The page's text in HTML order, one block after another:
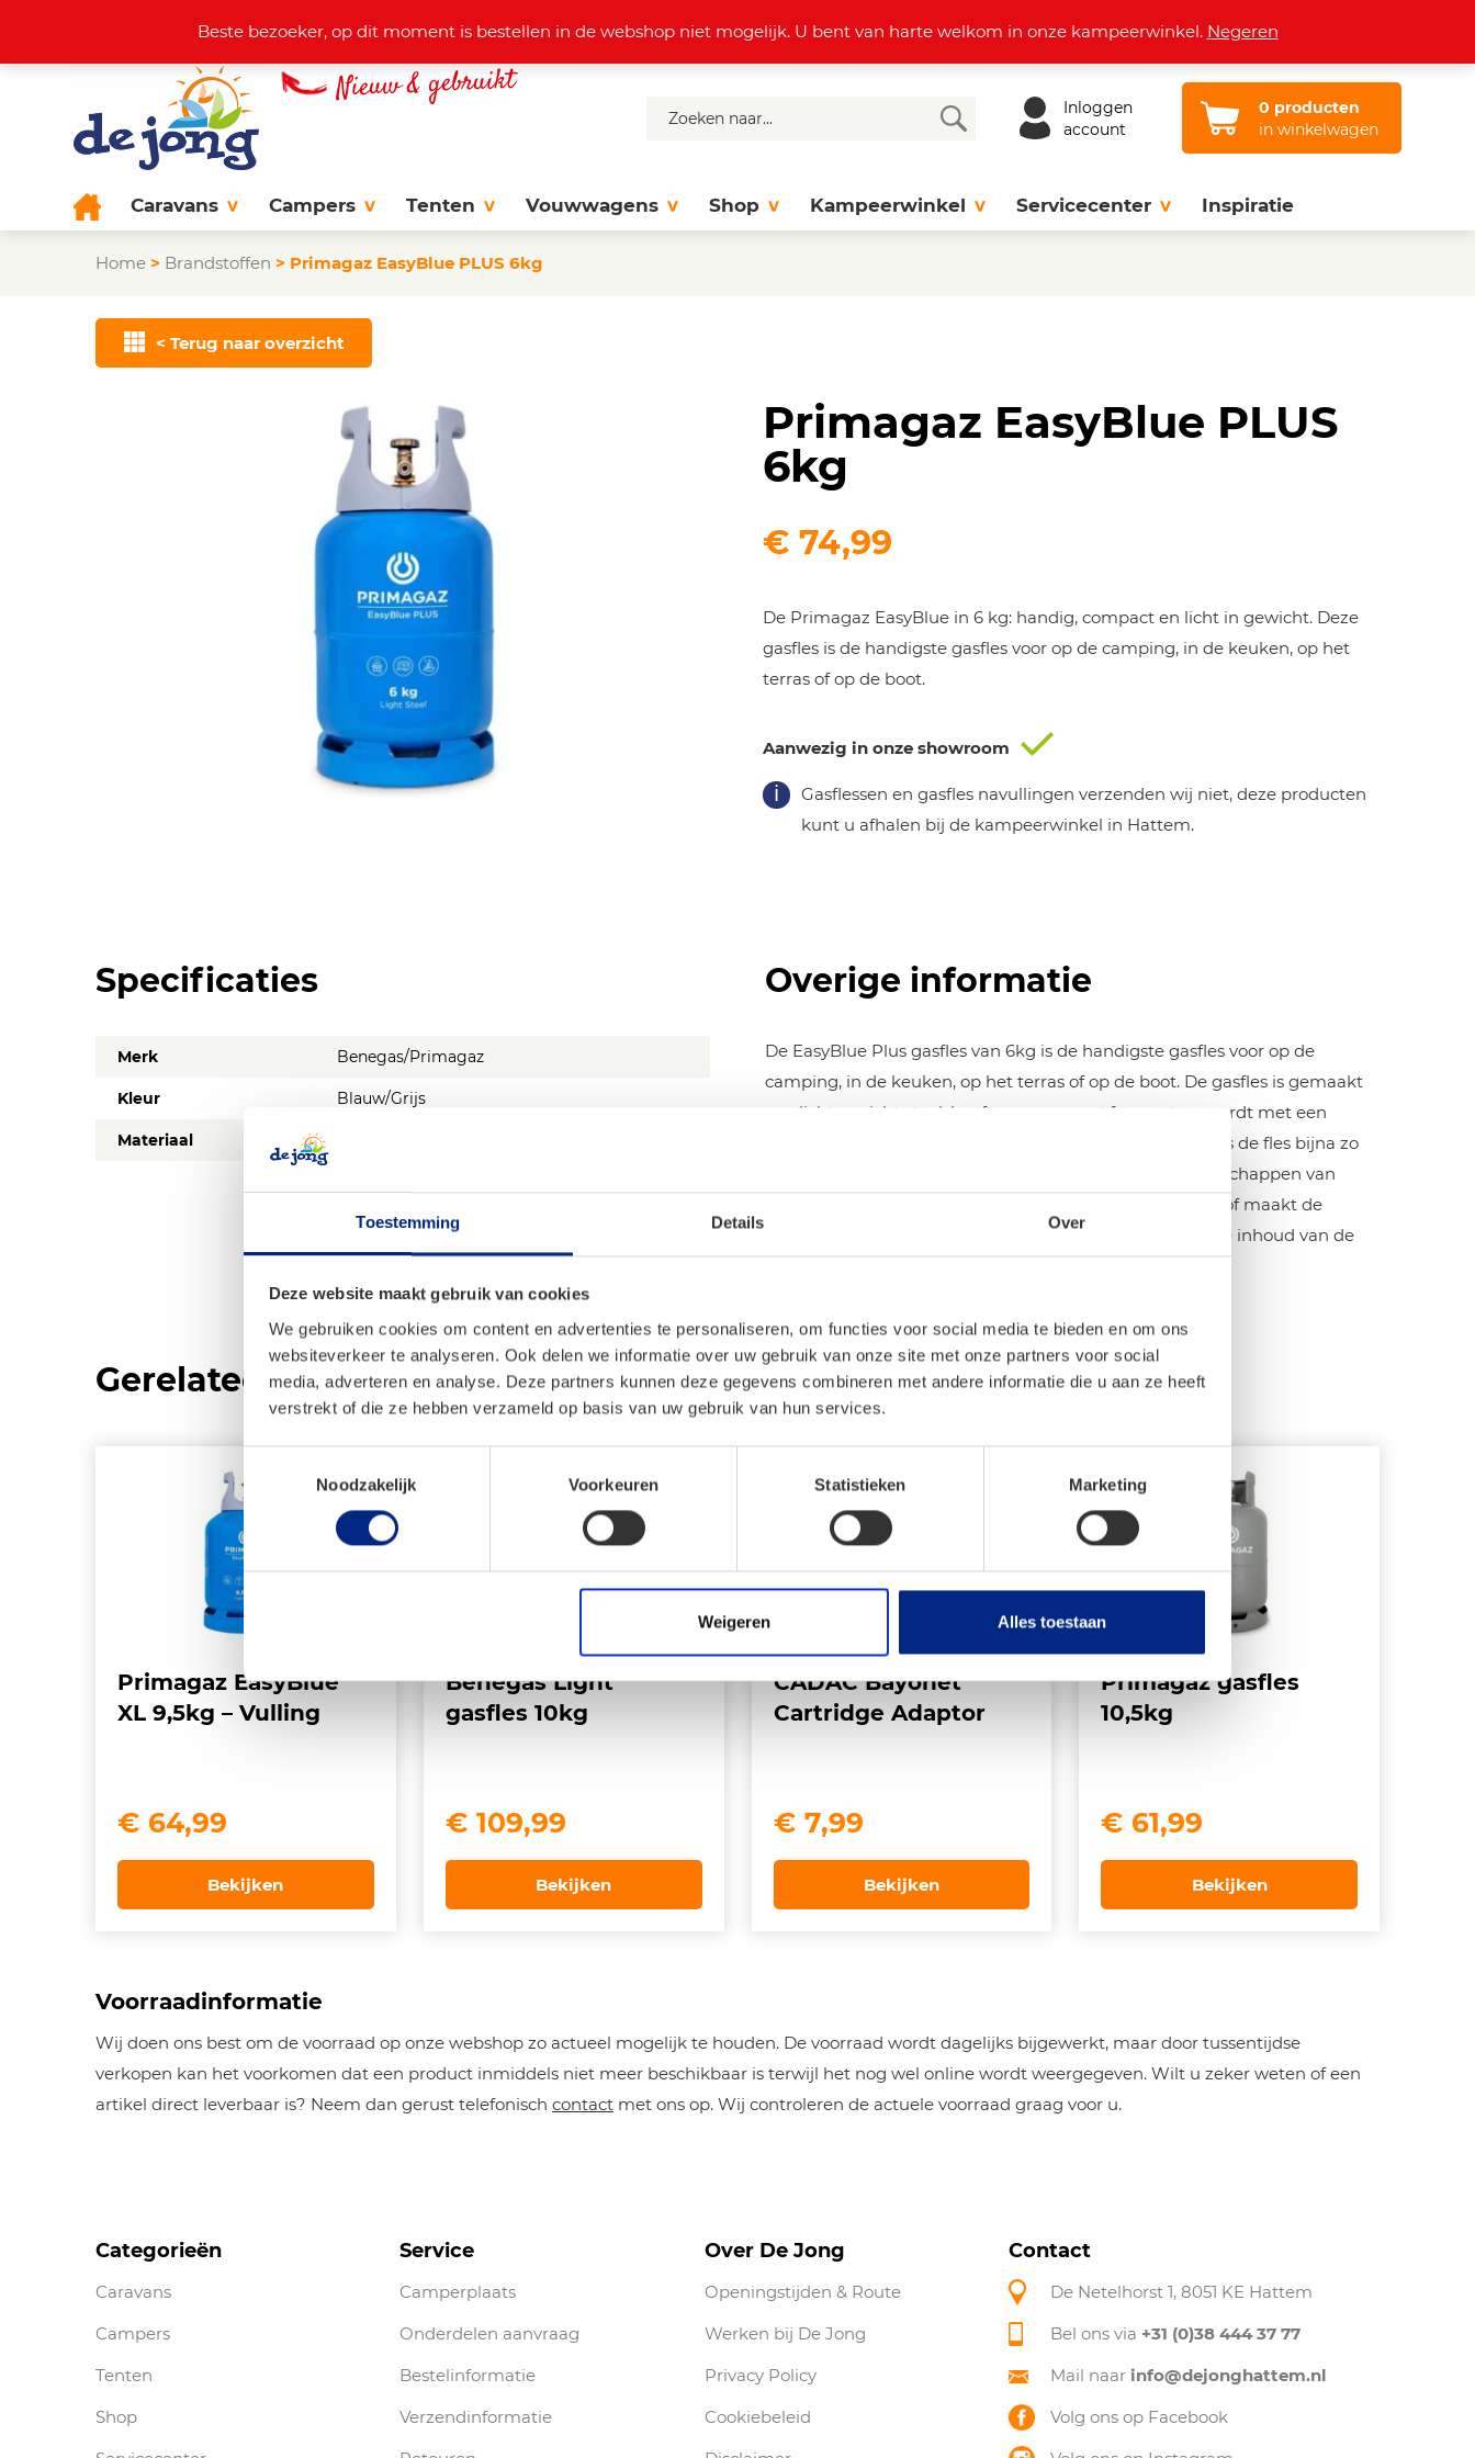
Toestemming Details Over
Deze website maakt gebruik van cookies
We gebruiken cookies om content en advertenties te personaliseren, om functies voor social media te bieden en om ons
websiteverkeer te analyseren. Ook delen we informatie over uw gebruik van onze site met onze partners voor social
media, adverteren en analyse. Deze partners kunnen deze gegevens combineren met andere informatie die u aan ze heeft
verstrekt of die ze hebben verzameld op basis van uw gebruik van hun services.
Noodzakelijk
Voorkeuren Statistieken Marketing
Weigeren Alles toestaan
Actuele aanbod +31 (0)38 444 37 77 info@dejonghattem.nl Openingstijden Vacatures
Inloggen
account
0 producten
in winkelwagen
Caravans Campers Tenten Vouwwagens Shop Kampeerwinkel Servicecenter Inspiratie
Home > Brandstoffen > Primagaz EasyBlue PLUS 6kg
< Terug naar overzicht
Primagaz EasyBlue PLUS
6kg
€ 74,99
De Primagaz EasyBlue in 6 kg: handig, compact en licht in gewicht. Deze
gasfles is de handigste gasfles voor op de camping, in de keuken, op het
terras of op de boot.
Aanwezig in onze showroom
Gasflessen en gasfles navullingen verzenden wij niet, deze producten
kunt u afhalen bij de kampeerwinkel in Hattem.
Specificaties
Merk Benegas/Primagaz
Kleur Blauw/Grijs
Materiaal
Overige informatie
De EasyBlue Plus gasfles van 6kg is de handigste gasfles voor op de
camping, in de keuken, op het terras of op de boot. De gasfles is gemaakt
van lichtgewicht staal, heeft een compact formaat en wordt met een
statiegeldsysteem geleverd. Door het lichtgewicht staal is de fles bijna zo
licht als kunststof-flessen, maar met de veiligheidseigenschappen van
staal. De robuuste, ergonomische handgreep uit kunststof maakt de
gasfles nog gemakkelijker om te dragen. Bovendien is de inhoud van de
Gerelateerde producten
Primagaz EasyBlue
XL 9,5kg – Vulling
€ 64,99
Bekijken
Benegas Light
gasfles 10kg
€ 109,99
Bekijken
CADAC Bayonet
Cartridge Adaptor
€ 7,99
Bekijken
Primagaz gasfles
10,5kg
€ 61,99
Bekijken
Voorraadinformatie
Wij doen ons best om de voorraad op onze webshop zo actueel mogelijk te houden. De voorraad wordt dagelijks bijgewerkt, maar door tussentijdse
verkopen kan het voorkomen dat een product inmiddels niet meer beschikbaar is terwijl het nog wel online wordt weergegeven. Wilt u zeker weten of een
artikel direct leverbaar is? Neem dan gerust telefonisch contact met ons op. Wij controleren de actuele voorraad graag voor u.
Categorieën
Caravans
Campers
Tenten
Shop
Service
Camperplaats
Onderdelen aanvraag
Bestelinformatie
Verzendinformatie
Over De Jong
Openingstijden & Route
Werken bij De Jong
Privacy Policy
Cookiebeleid
Contact
De Netelhorst 1, 8051 KE Hattem
Bel ons via +31 (0)38 444 37 77
Mail naar info@dejonghattem.nl
Volg ons op Facebook
Beste bezoeker, op dit moment is bestellen in de webshop niet mogelijk. U bent van harte welkom in onze kampeerwinkel. Negeren